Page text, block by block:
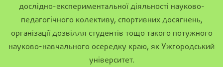
дослідно-експериментальної діяльності науково-
педагогічного колективу, спортивних досягнень,
організації дозвілля студентів тощо такого потужного
науково-навчального осередку краю, як Ужгородський
університет.